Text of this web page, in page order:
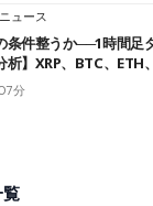
ニュース
条件整うか──1時間足
析】XRP、BTC、ETH
分